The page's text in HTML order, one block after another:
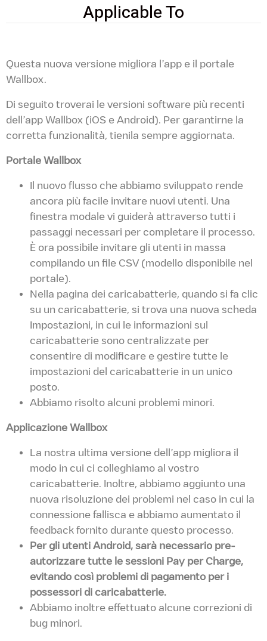
Applicable To
Questa nuova versione migliora l’app e il portale
Wallbox.
Di seguito troverai le versioni software più recenti
dell’app Wallbox (iOS e Android). Per garantirne la
corretta funzionalità, tienila sempre aggiornata.
Portale Wallbox
Il nuovo flusso che abbiamo sviluppato rende
ancora più facile invitare nuovi utenti. Una
finestra modale vi guiderà attraverso tutti i
passaggi necessari per completare il processo.
È ora possibile invitare gli utenti in massa
compilando un file CSV (modello disponibile nel
portale).
Nella pagina dei caricabatterie, quando si fa clic
su un caricabatterie, si trova una nuova scheda
Impostazioni, in cui le informazioni sul
caricabatterie sono centralizzate per
consentire di modificare e gestire tutte le
impostazioni del caricabatterie in un unico
posto.
Abbiamo risolto alcuni problemi minori.
Applicazione Wallbox
La nostra ultima versione dell’app migliora il
modo in cui ci colleghiamo al vostro
caricabatterie. Inoltre, abbiamo aggiunto una
nuova risoluzione dei problemi nel caso in cui la
connessione fallisca e abbiamo aumentato il
feedback fornito durante questo processo.
Per gli utenti Android, sarà necessario pre-
autorizzare tutte le sessioni Pay per Charge,
evitando così problemi di pagamento per i
possessori di caricabatterie.
Abbiamo inoltre effettuato alcune correzioni di
bug minori.